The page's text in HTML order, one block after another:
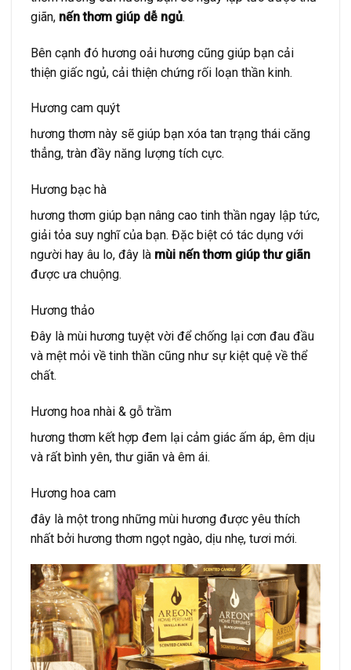
giãn, nến thơm giúp dễ ngủ.
Bên cạnh đó hương oải hương cũng giúp bạn cải
thiện giấc ngủ, cải thiện chứng rối loạn thần kinh.
Hương cam quýt
hương thơm này sẽ giúp bạn xóa tan trạng thái căng
thẳng, tràn đầy năng lượng tích cực.
Hương bạc hà
hương thơm giúp bạn nâng cao tinh thần ngay lập tức,
giải tỏa suy nghĩ của bạn. Đặc biệt có tác dụng với
người hay âu lo, đây là mùi nến thơm giúp thư giãn
được ưa chuộng.
Hương thảo
Đây là mùi hương tuyệt vời để chống lại cơn đau đầu
và mệt mỏi về tinh thần cũng như sự kiệt quệ về thể
chất.
Hương hoa nhài & gỗ trầm
hương thơm kết hợp đem lại cảm giác ấm áp, êm dịu
và rất bình yên, thư giãn và êm ái.
Hương hoa cam
đây là một trong những mùi hương được yêu thích
nhất bởi hương thơm ngọt ngào, dịu nhẹ, tươi mới.